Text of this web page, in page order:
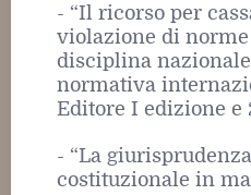
- “Il ricorso per
violazione di
disciplina
normativa
Editore I edizione e
- “La
costituzionale in